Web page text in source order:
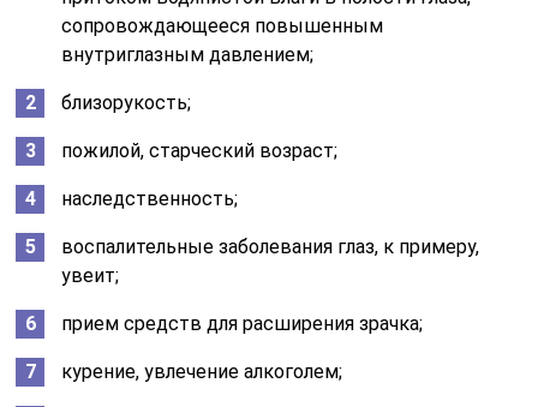
сопровождающееся повышенным
внутриглазным давлением;
близорукость;
пожилой, старческий возраст;
наследственность;
воспалительные заболевания глаз, к примеру,
увеит;
прием средств для расширения зрачка;
курение, увлечение алкоголем;